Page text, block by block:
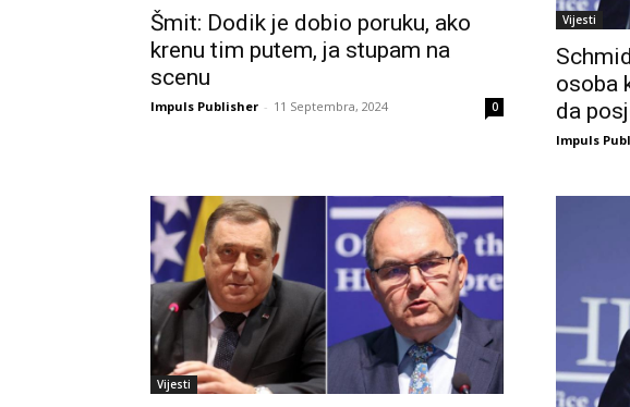
Šmit: Dodik je dobio poruku, ako
krenu tim putem, ja stupam na
scenu
Impuls Publisher - 11 Septembra, 2024 0
Vijesti
osoba
da
Impuls
Vijesti